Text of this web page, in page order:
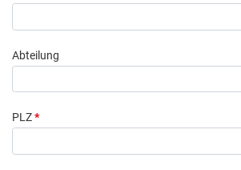
Abteilung
PLZ*